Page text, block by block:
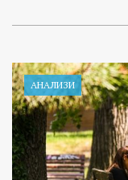
АНАЛИЗИ